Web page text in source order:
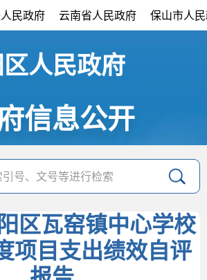
民政府 云南省人民政府 保山市人
区人民政府
信息公开
区瓦窑镇中心学校
项目支出绩效自评